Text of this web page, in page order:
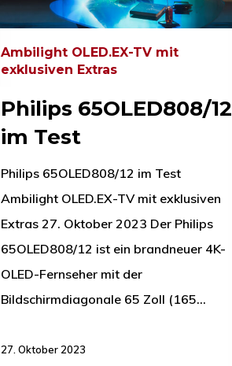
Ambilight OLED.EX-TV mit
exklusiven Extras
Philips 65OLED808/12
im Test
Philips 65OLED808/12 im Test
Ambilight OLED.EX-TV mit exklusiven
Extras 27. Oktober 2023 Der Philips
65OLED808/12 ist ein brandneuer 4K-
OLED-Fernseher mit der
Bildschirmdiagonale 65 Zoll (165…
27. Oktober 2023